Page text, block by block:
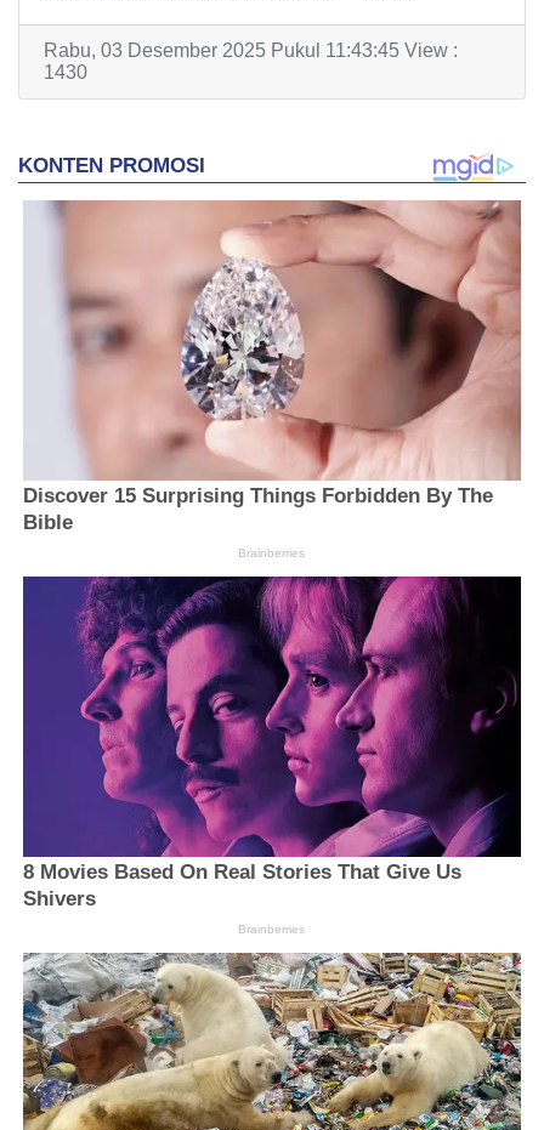
Rabu, 03 Desember 2025 Pukul 11:43:45 View :
1430